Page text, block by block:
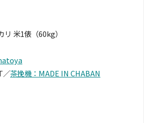
米1俵（60kg）
／茶挽機：MADE IN CHABAN